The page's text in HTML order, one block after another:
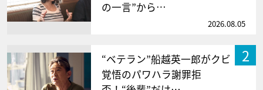
の一言”から…
2026.08.05
2
“ベテラン”船越英一郎がクビ
覚悟のパワハラ謝罪拒